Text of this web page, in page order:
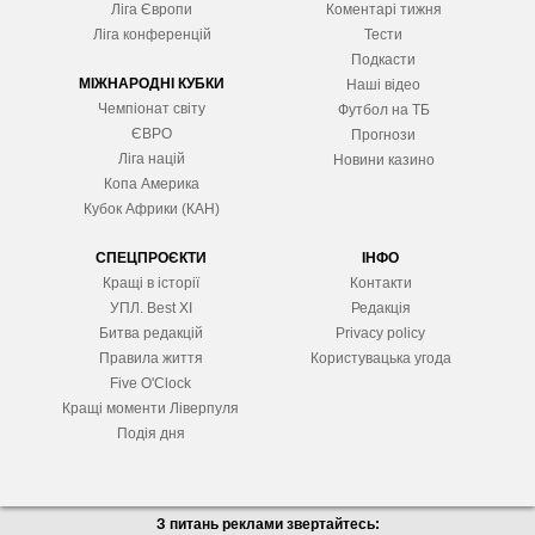
Ліга Європи
Ліга конференцій
МІЖНАРОДНІ КУБКИ
Чемпіонат світу
ЄВРО
Ліга націй
Копа Америка
Кубок Африки (КАН)
Коментарі тижня
Тести
Подкасти
Наші відео
Футбол на ТБ
Прогнози
Новини казино
СПЕЦПРОЄКТИ
Кращі в історії
УПЛ. Best XІ
Битва редакцій
Правила життя
Five O'Clock
Кращі моменти Ліверпуля
Подія дня
ІНФО
Контакти
Редакція
Privacy policy
Користувацька угода
З питань реклами звертайтесь: